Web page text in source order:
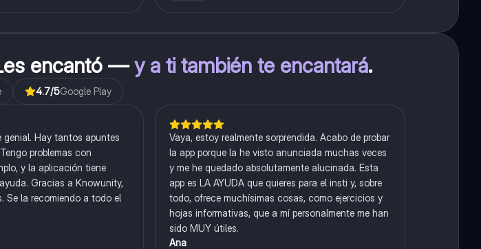
encantó —y a ti también te encantará.
4.7/5Google Play
genial. Hay tantos apuntes
problemas con
y la aplicación tiene
Gracias a Knowunity,
Se la recomiendo a todo el
Vaya, estoy realmente sorprendida. Acabo de probar
la app porque la he visto anunciada muchas veces
y me he quedado absolutamente alucinada. Esta
app es LA AYUDA que quieres para el insti y, sobre
todo, ofrece muchísimas cosas, como ejercicios y
hojas informativas, que a mí personalmente me han
sido MUY útiles.
Ana